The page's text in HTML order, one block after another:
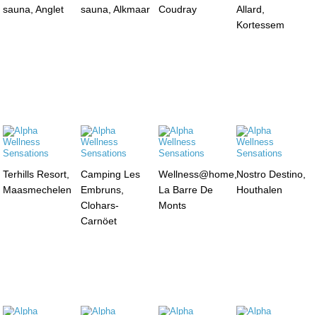
sauna, Anglet
sauna, Alkmaar
Coudray
Allard,
Kortessem
Terhills Resort,
Maasmechelen
Camping Les
Embruns,
Clohars-
Carnöet
Wellness@home,
La Barre De
Monts
Nostro Destino,
Houthalen